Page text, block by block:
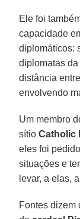
Ele foi
capacidade
diplomáticos:
diplomatas
distância
envolvendo
Um membro
sítioCatholic
eles foi
situações e
levar, a elas,
Fontes dizem